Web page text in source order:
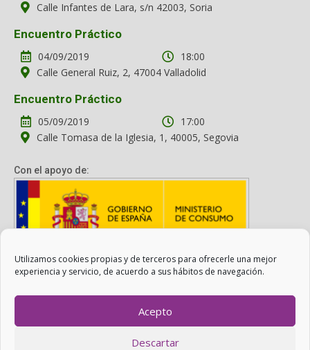
Utilizamos cookies propias y de terceros para ofrecerle una mejor
experiencia y servicio, de acuerdo a sus hábitos de navegación.
Acepto
Descartar
Calle Infantes de Lara, s/n 42003, Soria
Encuentro Práctico
04/09/2019
18:00
Calle General Ruiz, 2, 47004 Valladolid
Encuentro Práctico
05/09/2019
17:00
Calle Tomasa de la Iglesia, 1, 40005, Segovia
Con el apoyo de:
Con el apoyo del Ministerio de Consumo. Su contenido es
responsabilidad exclusiva de la asociación.